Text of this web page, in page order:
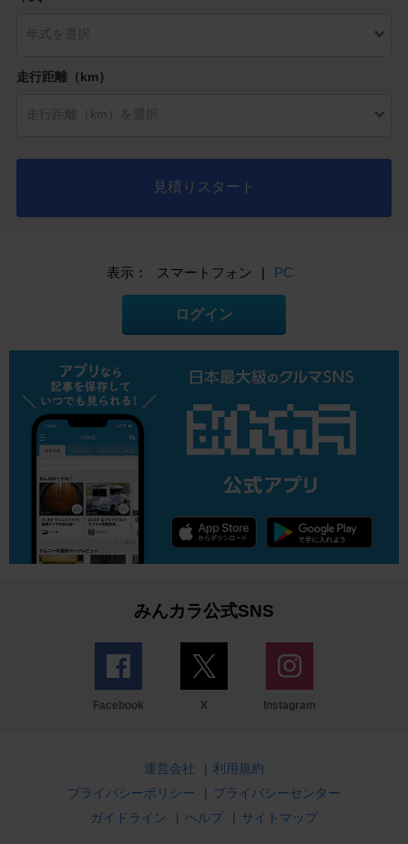
走行距離（km）
見積りスタート
表示： スマートフォン | PC
ログイン
みんカラ公式SNS
Facebook X Instagram
運営会社 | 利用規約
プライバシーポリシー
| プライバシーセンター
ガイドライン
| ヘルプ | サイトマップ